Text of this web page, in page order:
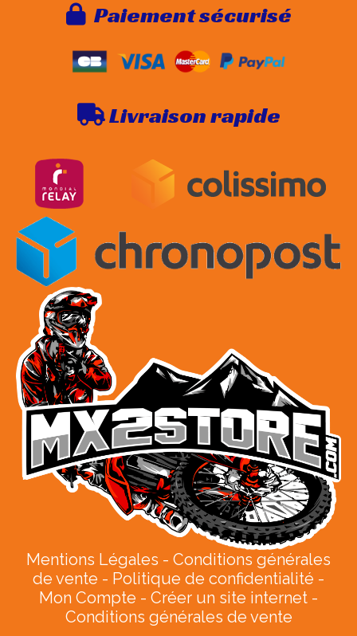
Paiement sécurisé
Livraison rapide
Mentions Légales
Conditions générales
de vente
Politique de confidentialité
Mon Compte
Créer un site internet
Conditions générales de vente